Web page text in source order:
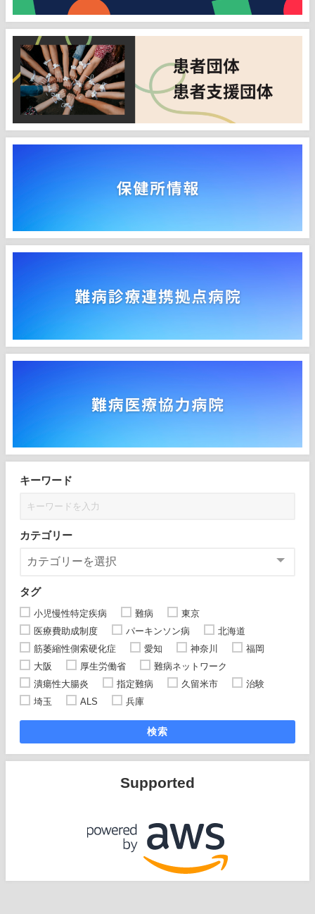
キーワード
カテゴリー
タグ
小児慢性特定疾病 難病
東京
医療費助成制度
パーキンソン病
北海道
筋萎縮性側索硬化症
愛知 神奈川
福岡
大阪
厚生労働省
難病ネットワーク
潰瘍性大腸炎
指定難病 久留米市
治験
埼玉
ALS 兵庫
検索
Supported